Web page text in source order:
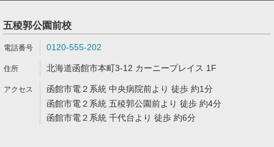
五稜郭公園前校
0120-555-202
北海道函館市本町3-12 カーニープレイス 1F
函館市電２系統 中央病院前より 徒歩 約1分
函館市電２系統 五稜郭公園前より 徒歩 約4分
函館市電２系統 千代台より 徒歩 約6分